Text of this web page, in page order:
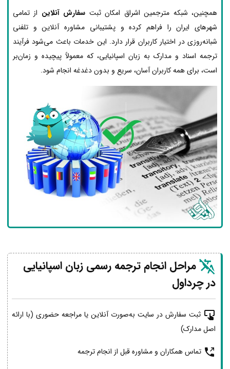
همچنین، شبکه مترجمین اشراق امکان ثبت سفارش آنلاین از تمامی
شهرهای ایران را فراهم کرده و پشتیبانی مشاوره آنلاین و تلفنی
شبانه‌روزی در اختیار کاربران قرار دارد. این خدمات باعث می‌شود فرآیند
ترجمه اسناد و مدارک به زبان اسپانیایی، که معمولاً پیچیده و زمان‌بر
است، برای همه کاربران آسان، سریع و بدون دغدغه انجام شود.
مراحل انجام ترجمه رسمی زبان اسپانیایی
در چرداول
ثبت سفارش در سایت به‌صورت آنلاین یا مراجعه حضوری (با ارائه
اصل مدارک)
تماس همکاران و مشاوره قبل از انجام ترجمه